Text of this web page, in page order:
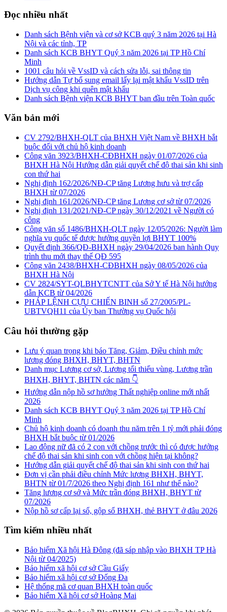
Đọc nhiều nhất
Danh sách Bệnh viện và cơ sở KCB quý 3 năm 2026 tại Hà
Nội và các tỉnh, TP
Danh sách KCB BHYT Quý 3 năm 2026 tại TP Hồ Chí
Minh
1001 câu hỏi về VssID và cách sửa lỗi, sai thông tin
Hướng dẫn Tự bổ sung email lấy lại mật khẩu VssID trên
Dịch vụ công khi quên mật khẩu
Danh sách Bệnh viện KCB BHYT ban đầu trên Toàn quốc
Văn bản mới
CV 2792/BHXH-QLT của BHXH Việt Nam về BHXH bắt
buộc đối với chủ hộ kinh doanh
Công văn 3923/BHXH-CĐBHXH ngày 01/07/2026 của
BHXH Hà Nội Hướng dẫn giải quyết chế độ thai sản khi sinh
con thứ hai
Nghị định 162/2026/NĐ-CP tăng Lương hưu và trợ cấp
BHXH từ 07/2026
Nghị định 161/2026/NĐ-CP tăng Lương cơ sở từ 07/2026
Nghị định 131/2021/NĐ-CP ngày 30/12/2021 về Người có
công
Công văn số 1486/BHXH-QLT ngày 12/05/2026: Người làm
nghĩa vụ quốc tế được hưởng quyền lợi BHYT 100%
Quyết định 366/QĐ-BHXH ngày 29/04/2026 ban hành Quy
trình thu mới thay thế QĐ 595
Công văn 2438/BHXH-CĐBHXH ngày 08/05/2026 của
BHXH Hà Nội
CV 2824/SYT-QLBHYTCNTT của Sở Y tế Hà Nội hướng
dẫn KCB từ 04/2026
PHÁP LỆNH CỰU CHIẾN BINH số 27/2005/PL-
UBTVQH11 của Ủy ban Thường vụ Quốc hội
Câu hỏi thường gặp
Lưu ý quan trọng khi báo Tăng, Giảm, Điều chỉnh mức
lương đóng BHXH, BHYT, BHTN
Danh mục Lương cơ sở, Lương tối thiểu vùng, Lương trần
BHXH, BHYT, BHTN các năm 👇
Hướng dẫn nộp hồ sơ hưởng Thất nghiệp online mới nhất
2026
Danh sách KCB BHYT Quý 3 năm 2026 tại TP Hồ Chí
Minh
Chủ hộ kinh doanh có doanh thu năm trên 1 tỷ mới phải đóng
BHXH bắt buộc từ 01/2026
Lao động nữ đã có 2 con với chồng trước thì có được hưởng
chế độ thai sản khi sinh con với chồng hiện tại không?
Hướng dẫn giải quyết chế độ thai sản khi sinh con thứ hai
Đơn vị cần phải điều chỉnh Mức lương BHXH, BHYT,
BHTN từ 01/7/2026 theo Nghị định 161 như thế nào?
Tăng lương cơ sở và Mức trần đóng BHXH, BHYT từ
07/2026
Nộp hồ sơ cấp lại sổ, gộp sổ BHXH, thẻ BHYT ở đâu 2026
Tìm kiếm nhiều nhất
Bảo hiểm Xã hội Hà Đông (đã sáp nhập vào BHXH TP Hà
Nội từ 04/2025)
Bảo hiểm xã hội cơ sở Cầu Giấy
Bảo hiểm xã hội cơ sở Đống Đa
Hệ thống mã cơ quan BHXH toàn quốc
Bảo hiểm Xã hội cơ sở Hoàng Mai